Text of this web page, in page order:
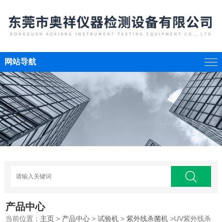
网站导航
产品中心
当前位置： 主页 > 产品中心 >试验机 >紫外线杀菌机 >UV紫外线杀